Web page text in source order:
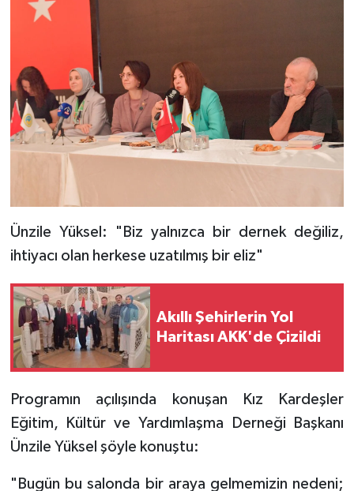
Ünzile Yüksel: "Biz yalnızca bir dernek değiliz,
ihtiyacı olan herkese uzatılmış bir eliz"
Akıllı Şehirlerin Yol
Haritası AKK'de Çizildi
Programın açılışında konuşan Kız Kardeşler
Eğitim, Kültür ve Yardımlaşma Derneği Başkanı
Ünzile Yüksel şöyle konuştu:
"Bugün bu salonda bir araya gelmemizin nedeni;